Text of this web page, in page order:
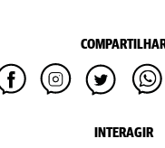
INTERAGIR